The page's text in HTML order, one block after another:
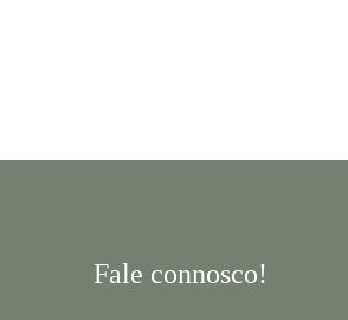
Fale connosco!